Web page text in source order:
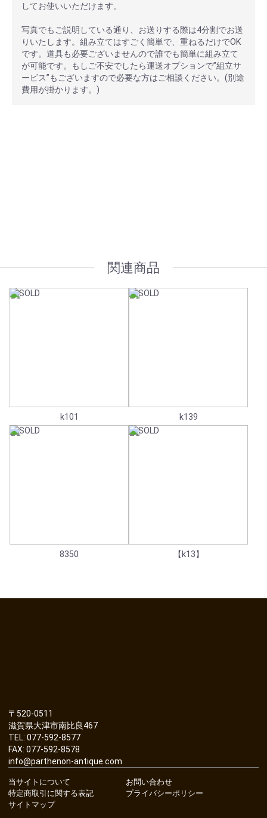
してお使いいただけます。
写真でもご説明している通り、お送りする際は4分割でお送
りいたします。組み立てはすごく簡単で、重ねるだけでOK
です。道具も必要ございませんので誰でも簡単に組み立て
が可能です。もしご不安でしたら運送オプションで”組立サ
ービス”もございますので必要な方はご相談ください。(別途
費用が掛かります。)
関連商品
k101 k139
8350 【k13】
〒520-0511
滋賀県大津市南比良467
TEL: 077-592-8577
FAX: 077-592-8578
info@parthenon-antique.com
当サイトについて
お問い合わせ
特定商取引に関する表記
プライバシーポリシー
サイトマップ